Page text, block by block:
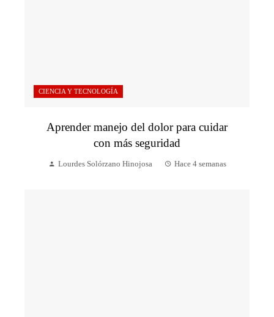
CIENCIA Y TECNOLOGÍA
Aprender manejo del dolor para cuidar
con más seguridad
Lourdes Solórzano Hinojosa Hace 4 semanas